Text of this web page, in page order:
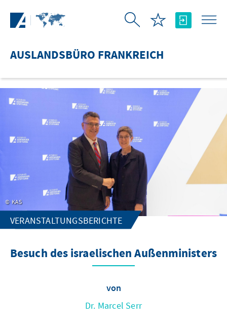
AUSLANDSBÜRO FRANKREICH
KAS
VERANSTALTUNGSBERICHTE
Besuch des israelischen Außenministers
von
Dr. Marcel Serr